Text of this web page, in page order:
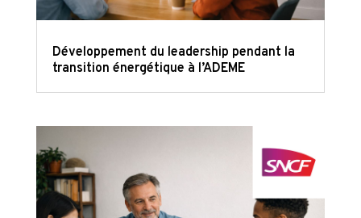
Développement du leadership pendant la
transition énergétique à l’ADEME